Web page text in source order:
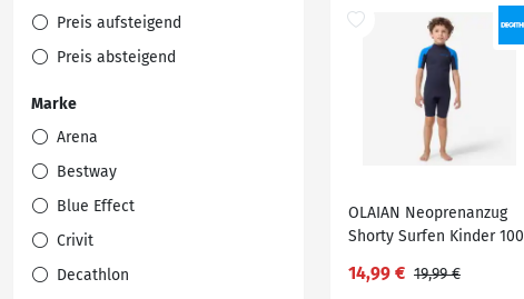
Preis aufsteigend
Preis absteigend
Marke
Arena
Bestway
Blue Effect
Crivit
Decathlon
OLAIAN Neoprenanzug
Shorty Surfen Kinder 100
14,99 € 19,99 €